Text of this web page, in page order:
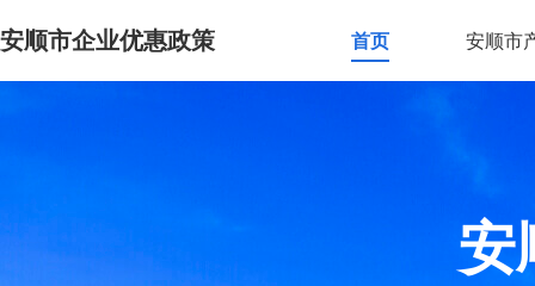
安顺市企业优惠政策 首页 安顺市
安